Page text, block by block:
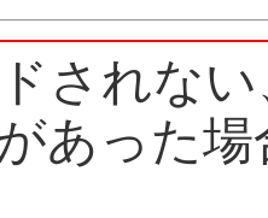
されな
あった